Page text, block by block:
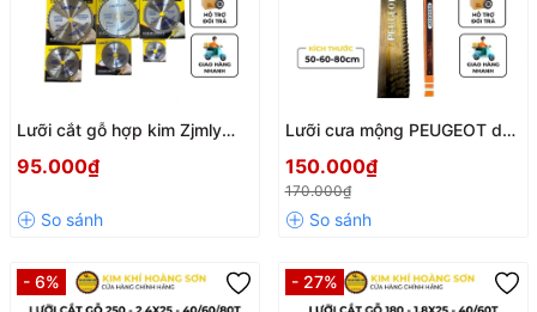
Lưỡi cắt gỗ hợp kim Zjmly
Cưa cắt gỗ hợp kim cao cấp
nét siêu mịn
95.000₫
Lưỡi cưa mộng PEUGEOT dài
cắt mộng phụ kiện ngành
mộc
150.000₫
170.000₫
- 6% - 27%